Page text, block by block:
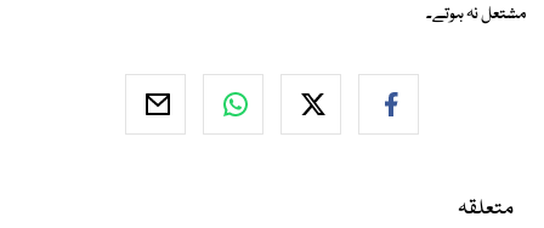
مشتعل نہ ہوتے۔
متعلقہ